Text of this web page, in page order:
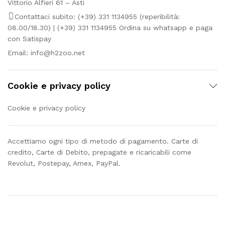
Vittorio Alfieri 61 – Asti
Contattaci subito: (+39) 331 1134955 (reperibilità:
08.00/18.30) | (+39) 331 1134955 Ordina su whatsapp e paga
con Satispay
Email: info@h2zoo.net
Cookie e privacy policy
Cookie e privacy policy
Accettiamo ogni tipo di metodo di pagamento. Carte di
credito, Carte di Debito, prepagate e ricaricabili come
Revolut, Postepay, Amex, PayPal.